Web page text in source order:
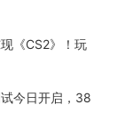
《CS2》！玩
今日开启，38